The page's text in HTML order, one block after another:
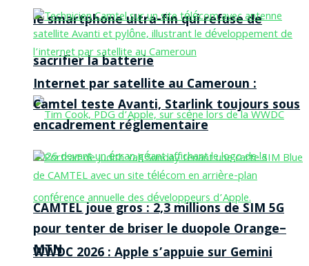
le smartphone ultra-fin qui refuse de
sacrifier la batterie
WWDC 2026 : Apple s’appuie sur Gemini
Internet par satellite au Cameroun :
Camtel teste Avanti, Starlink toujours sous
encadrement réglementaire
CAMTEL joue gros : 2,3 millions de SIM 5G
pour tenter de briser le duopole Orange–
MTN